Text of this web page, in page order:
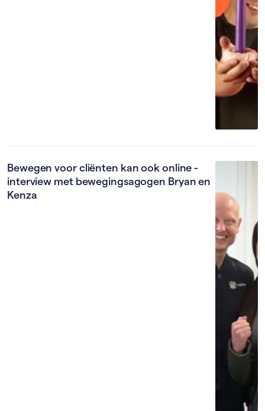
Bewegen voor cliënten kan ook online -
interview met bewegingsagogen Bryan en
Kenza